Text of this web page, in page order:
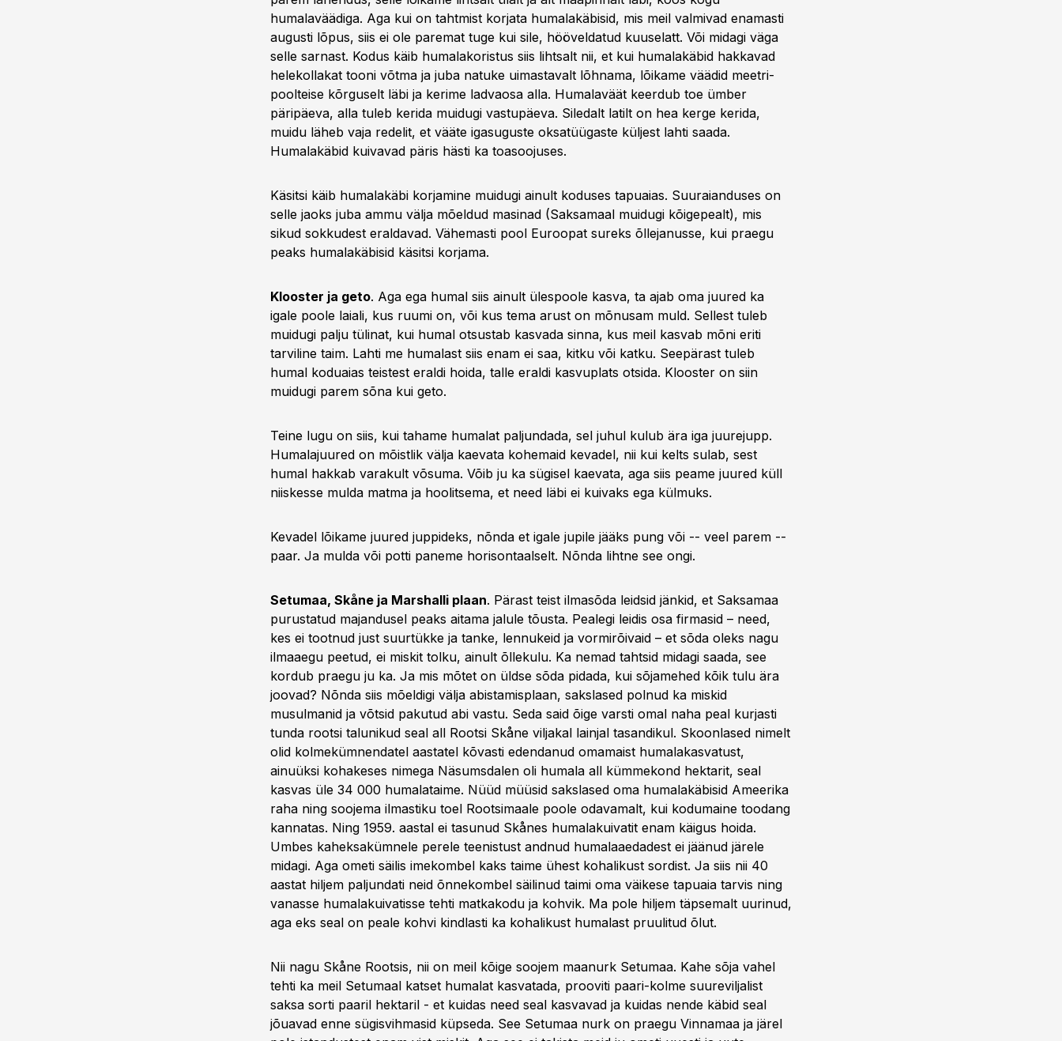
humalaväädiga. Aga kui on tahtmist korjata humalakäbisid, mis meil valmivad enamasti
augusti lõpus, siis ei ole paremat tuge kui sile, hööveldatud kuuselatt. Või midagi väga
selle sarnast. Kodus käib humalakoristus siis lihtsalt nii, et kui humalakäbid hakkavad
helekollakat tooni võtma ja juba natuke uimastavalt lõhnama, lõikame väädid meetri-
poolteise kõrguselt läbi ja kerime ladvaosa alla. Humalaväät keerdub toe ümber
päripäeva, alla tuleb kerida muidugi vastupäeva. Siledalt latilt on hea kerge kerida,
muidu läheb vaja redelit, et vääte igasuguste oksatüügaste küljest lahti saada.
Humalakäbid kuivavad päris hästi ka toasoojuses.
Käsitsi käib humalakäbi korjamine muidugi ainult koduses tapuaias. Suuraianduses on
selle jaoks juba ammu välja mõeldud masinad (Saksamaal muidugi kõigepealt), mis
sikud sokkudest eraldavad. Vähemasti pool Euroopat sureks õllejanusse, kui praegu
peaks humalakäbisid käsitsi korjama.
Klooster ja geto. Aga ega humal siis ainult ülespoole kasva, ta ajab oma juured ka
igale poole laiali, kus ruumi on, või kus tema arust on mõnusam muld. Sellest tuleb
muidugi palju tülinat, kui humal otsustab kasvada sinna, kus meil kasvab mõni eriti
tarviline taim. Lahti me humalast siis enam ei saa, kitku või katku. Seepärast tuleb
humal koduaias teistest eraldi hoida, talle eraldi kasvuplats otsida. Klooster on siin
muidugi parem sõna kui geto.
Teine lugu on siis, kui tahame humalat paljundada, sel juhul kulub ära iga juurejupp.
Humalajuured on mõistlik välja kaevata kohemaid kevadel, nii kui kelts sulab, sest
humal hakkab varakult võsuma. Võib ju ka sügisel kaevata, aga siis peame juured küll
niiskesse mulda matma ja hoolitsema, et need läbi ei kuivaks ega külmuks.
Kevadel lõikame juured juppideks, nõnda et igale jupile jääks pung või -- veel parem --
paar. Ja mulda või potti paneme horisontaalselt. Nõnda lihtne see ongi.
Setumaa, Skåne ja Marshalli plaan. Pärast teist ilmasõda leidsid jänkid, et Saksamaa
purustatud majandusel peaks aitama jalule tõusta. Pealegi leidis osa firmasid – need,
kes ei tootnud just suurtükke ja tanke, lennukeid ja vormirõivaid – et sõda oleks nagu
ilmaaegu peetud, ei miskit tolku, ainult õllekulu. Ka nemad tahtsid midagi saada, see
kordub praegu ju ka. Ja mis mõtet on üldse sõda pidada, kui sõjamehed kõik tulu ära
joovad? Nõnda siis mõeldigi välja abistamisplaan, sakslased polnud ka miskid
musulmanid ja võtsid pakutud abi vastu. Seda said õige varsti omal naha peal kurjasti
tunda rootsi talunikud seal all Rootsi Skåne viljakal lainjal tasandikul. Skoonlased nimelt
olid kolmekümnendatel aastatel kõvasti edendanud omamaist humalakasvatust,
ainuüksi kohakeses nimega Näsumsdalen oli humala all kümmekond hektarit, seal
kasvas üle 34 000 humalataime. Nüüd müüsid sakslased oma humalakäbisid Ameerika
raha ning soojema ilmastiku toel Rootsimaale poole odavamalt, kui kodumaine toodang
kannatas. Ning 1959. aastal ei tasunud Skånes humalakuivatit enam käigus hoida.
Umbes kaheksakümnele perele teenistust andnud humalaaedadest ei jäänud järele
midagi. Aga ometi säilis imekombel kaks taime ühest kohalikust sordist. Ja siis nii 40
aastat hiljem paljundati neid õnnekombel säilinud taimi oma väikese tapuaia tarvis ning
vanasse humalakuivatisse tehti matkakodu ja kohvik. Ma pole hiljem täpsemalt uurinud,
aga eks seal on peale kohvi kindlasti ka kohalikust humalast pruulitud õlut.
Nii nagu Skåne Rootsis, nii on meil kõige soojem maanurk Setumaa. Kahe sõja vahel
tehti ka meil Setumaal katset humalat kasvatada, prooviti paari-kolme suureviljalist
saksa sorti paaril hektaril - et kuidas need seal kasvavad ja kuidas nende käbid seal
jõuavad enne sügisvihmasid küpseda. See Setumaa nurk on praegu Vinnamaa ja järel